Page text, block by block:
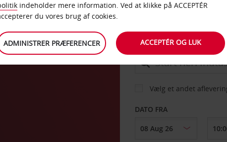
BIL
AFHENT FRA
Vælg et andet
DATO FRA
indeholder mere information. Ved at klikke på ACCEPTÉR
du vores brug af cookies.
ADMINISTRER PRÆFERENCER ACCEPTÉR OG LUK